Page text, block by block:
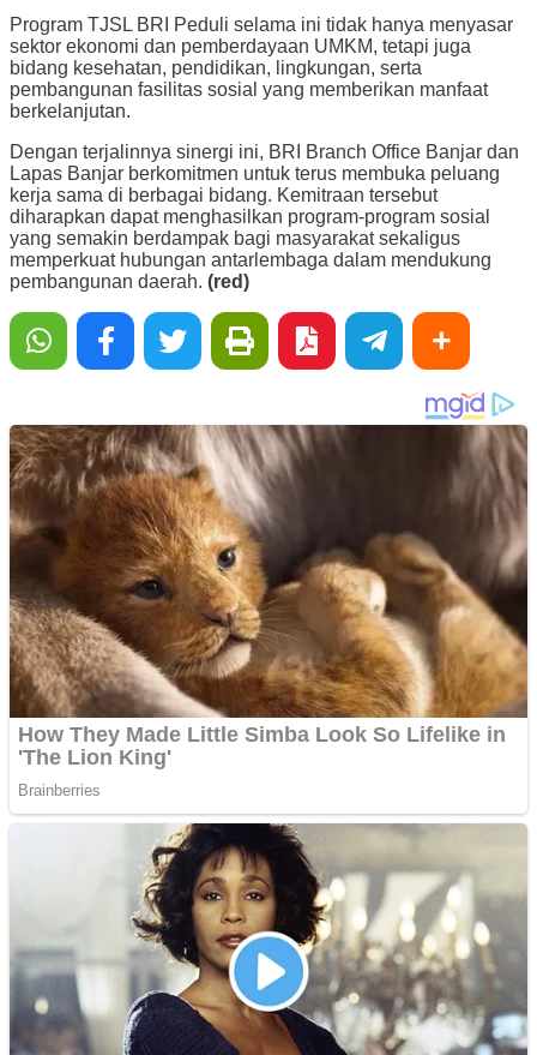
Program TJSL BRI Peduli selama ini tidak hanya menyasar
sektor ekonomi dan pemberdayaan UMKM, tetapi juga
bidang kesehatan, pendidikan, lingkungan, serta
pembangunan fasilitas sosial yang memberikan manfaat
berkelanjutan.
Dengan terjalinnya sinergi ini, BRI Branch Office Banjar dan
Lapas Banjar berkomitmen untuk terus membuka peluang
kerja sama di berbagai bidang. Kemitraan tersebut
diharapkan dapat menghasilkan program-program sosial
yang semakin berdampak bagi masyarakat sekaligus
memperkuat hubungan antarlembaga dalam mendukung
pembangunan daerah. (red)